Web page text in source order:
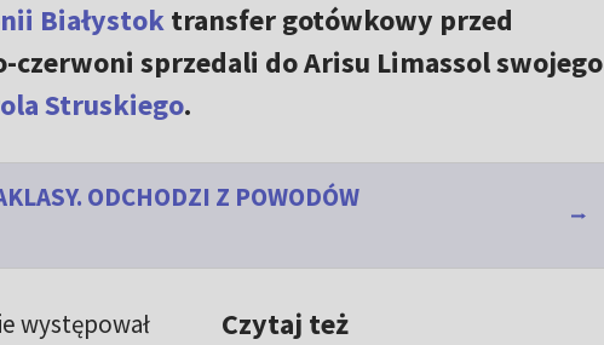
Białystoktransfer gotówkowy przed
czerwoni sprzedali do Arisu Limassol swojego
Struskiego.
ODCHODZI Z POWODÓW
Czytaj też
występował